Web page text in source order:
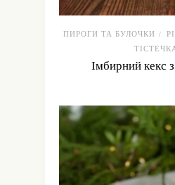
ПИРОГИ ТА БУЛОЧКИ /
Імбирний кекс